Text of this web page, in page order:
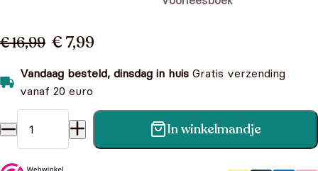
€ 16,99 € 7,99
Vandaag besteld, dinsdag in huis Gratis verzending
vanaf 20 euro
Over tien minuutjes naar bed - De grote dinowedstrijd
In winkelmandje